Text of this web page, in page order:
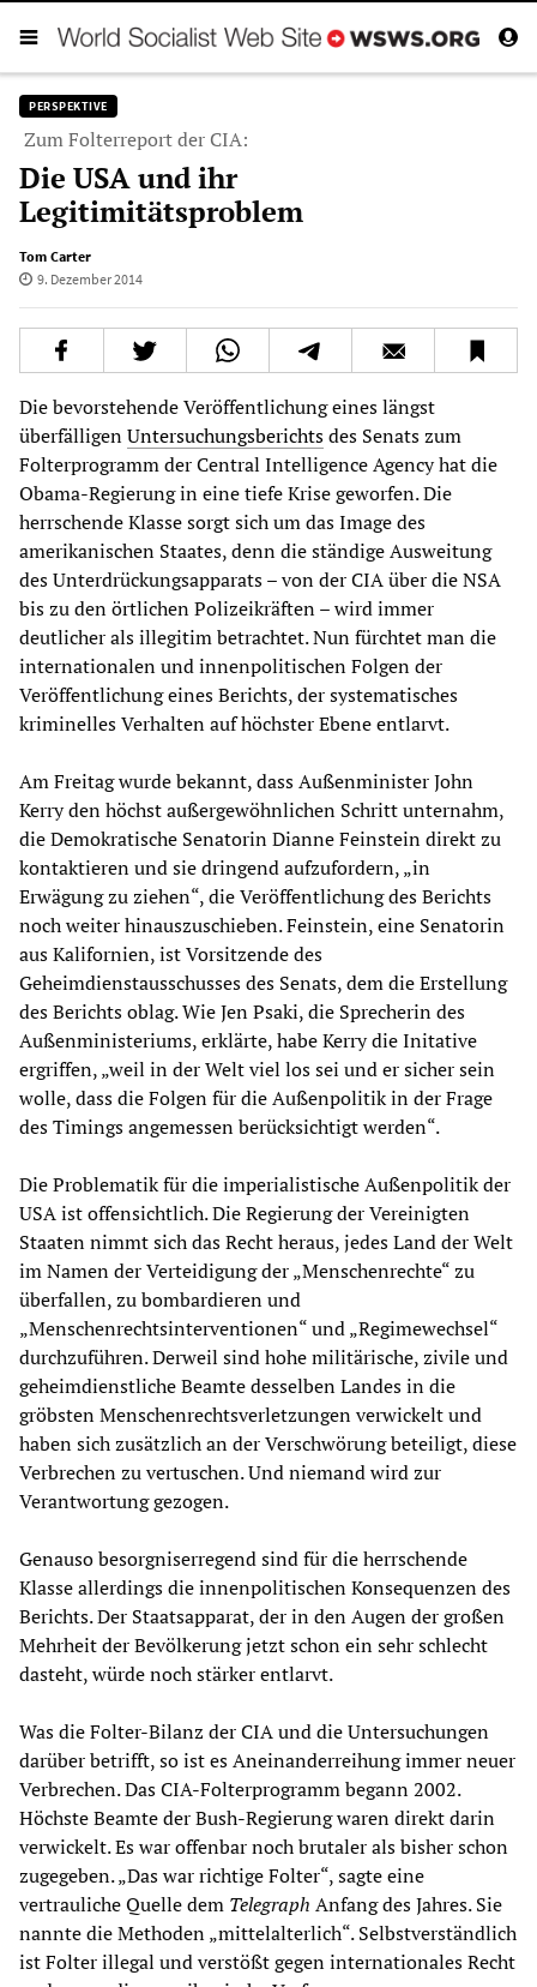
PERSPEKTIVE
Zum Folterreport der CIA:
Die USA und ihr
Legitimitätsproblem
Tom Carter
9. Dezember 2014
Die bevorstehende Veröffentlichung eines längst
überfälligenUntersuchungsberichtsdes Senats zum
Folterprogramm der Central Intelligence Agency hat die
Obama-Regierung in eine tiefe Krise geworfen. Die
herrschende Klasse sorgt sich um das Image des
amerikanischen Staates, denn die ständige Ausweitung
des Unterdrückungsapparats – von der CIA über die NSA
bis zu den örtlichen Polizeikräften – wird immer
deutlicher als illegitim betrachtet. Nun fürchtet man die
internationalen und innenpolitischen Folgen der
Veröffentlichung eines Berichts, der systematisches
kriminelles Verhalten auf höchster Ebene entlarvt.
Am Freitag wurde bekannt, dass Außenminister John
Kerry den höchst außergewöhnlichen Schritt unternahm,
die Demokratische Senatorin Dianne Feinstein direkt zu
kontaktieren und sie dringend aufzufordern, „in
Erwägung zu ziehen“, die Veröffentlichung des Berichts
noch weiter hinauszuschieben. Feinstein, eine Senatorin
aus Kalifornien, ist Vorsitzende des
Geheimdienstausschusses des Senats, dem die Erstellung
des Berichts oblag. Wie Jen Psaki, die Sprecherin des
Außenministeriums, erklärte, habe Kerry die Initative
ergriffen, „weil in der Welt viel los sei und er sicher sein
wolle, dass die Folgen für die Außenpolitik in der Frage
des Timings angemessen berücksichtigt werden“.
Die Problematik für die imperialistische Außenpolitik der
USA ist offensichtlich. Die Regierung der Vereinigten
Staaten nimmt sich das Recht heraus, jedes Land der Welt
im Namen der Verteidigung der „Menschenrechte“ zu
überfallen, zu bombardieren und
„Menschenrechtsinterventionen“ und „Regimewechsel“
durchzuführen. Derweil sind hohe militärische, zivile und
geheimdienstliche Beamte desselben Landes in die
gröbsten Menschenrechtsverletzungen verwickelt und
haben sich zusätzlich an der Verschwörung beteiligt, diese
Verbrechen zu vertuschen. Und niemand wird zur
Verantwortung gezogen.
Genauso besorgniserregend sind für die herrschende
Klasse allerdings die innenpolitischen Konsequenzen des
Berichts. Der Staatsapparat, der in den Augen der großen
Mehrheit der Bevölkerung jetzt schon ein sehr schlecht
dasteht, würde noch stärker entlarvt.
Was die Folter-Bilanz der CIA und die Untersuchungen
darüber betrifft, so ist es Aneinanderreihung immer neuer
Verbrechen. Das CIA-Folterprogramm begann 2002.
Höchste Beamte der Bush-Regierung waren direkt darin
verwickelt. Es war offenbar noch brutaler als bisher schon
zugegeben. „Das war richtige Folter“, sagte eine
vertrauliche Quelle dem Telegraph Anfang des Jahres. Sie
nannte die Methoden „mittelalterlich“. Selbstverständlich
ist Folter illegal und verstößt gegen internationales Recht